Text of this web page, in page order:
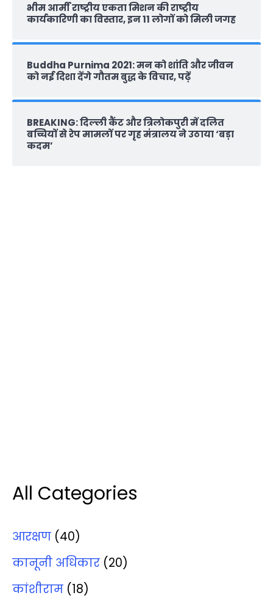
भीम आर्मी राष्‍ट्रीय एकता मिशन की राष्‍ट्रीय
कार्यकारिणी का विस्तार, इन 11 लोगों को मिली जगह
Buddha Purnima 2021: मन को शांति और जीवन
को नई दिशा देंगे गौतम बुद्ध के विचार, पढ़ें
BREAKING: दिल्‍ली कैंट और त्रिलोकपुरी में दलित
बच्चियों से रेप मामलों पर गृह मंत्रालय ने उठाया ‘बड़ा
कदम’
All Categories
आरक्षण (40)
कानूनी अधिकार (20)
कांशीराम (18)